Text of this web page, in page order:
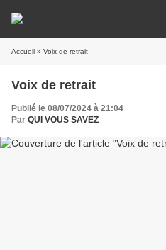
Accueil » Voix de retrait
Voix de retrait
Publié le 08/07/2024 à 21:04
Par QUI VOUS SAVEZ